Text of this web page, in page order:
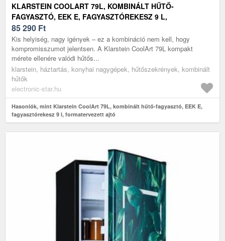
KLARSTEIN COOLART 79L, KOMBINÁLT HŰTŐ-
FAGYASZTÓ, EEK E, FAGYASZTÓREKESZ 9 L,
FORMATERVEZETT AJTÓ
85 290 Ft
Kis helyiség, nagy igények – ez a kombináció nem kell, hogy
kompromisszumot jelentsen. A Klarstein CoolArt 79L kompakt
mérete ellenére valódi hűtős...
klarstein, háztartás, konyhai nagygépek, hűtőszekrények, kombinált
hűtők
electronic-star.hu
Hasonlók, mint Klarstein CoolArt 79L, kombinált hűtő-fagyasztó, EEK E,
fagyasztórekesz 9 l, formatervezett ajtó